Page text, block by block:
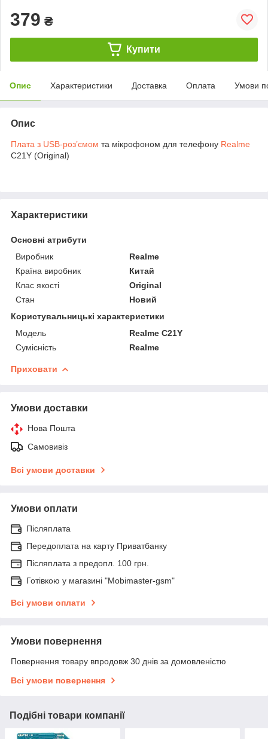
379 ₴
Купити
Опис Характеристики Доставка Оплата Умови
Опис
Плата з USB-роз’ємом та мікрофоном для телефону Realme
C21Y (Original)
Характеристики
Основні атрибути
Виробник
Realme
Країна виробник
Китай
Клас якості
Original
Стан
Новий
Користувальницькі характеристики
Мoдель
Realme C21Y
Сумісність
Realme
Приховати
Умови доставки
Нова Пошта
Самовивіз
Всі умови доставки
Умови оплати
Післяплата
Передоплата на карту Приватбанку
Післяплата з предопл. 100 грн.
Готівкою у магазині "Mobimaster-gsm"
Всі умови оплати
Умови повернення
Повернення товару впродовж 30 днів за домовленістю
Всі умови повернення
Подібні товари компанії